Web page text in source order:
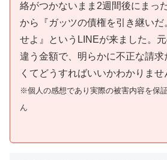
絡がつかないまま2週間後にまっ
から『ガッツの債権を引き継いだ
せよ』というLINEが来ました。
違う金額で、明らかに不正な請求
くてどうすればいいかわかりませ
※個人の感想であり実際の被害内容を保
ん